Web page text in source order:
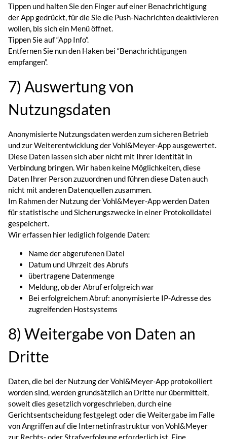
Tippen und halten Sie den Finger auf einer Benachrichtigung
der App gedrückt, für die Sie die Push-Nachrichten deaktivieren
wollen, bis sich ein Menü öffnet.
Tippen Sie auf “App Info”.
Entfernen Sie nun den Haken bei “Benachrichtigungen
empfangen”.
7) Auswertung von
Nutzungsdaten
Anonymisierte Nutzungsdaten werden zum sicheren Betrieb
und zur Weiterentwicklung der Vohl&Meyer-App ausgewertet.
Diese Daten lassen sich aber nicht mit Ihrer Identität in
Verbindung bringen. Wir haben keine Möglichkeiten, diese
Daten Ihrer Person zuzuordnen und führen diese Daten auch
nicht mit anderen Datenquellen zusammen.
Im Rahmen der Nutzung der Vohl&Meyer-App werden Daten
für statistische und Sicherungszwecke in einer Protokolldatei
gespeichert.
Wir erfassen hier lediglich folgende Daten:
Name der abgerufenen Datei
Datum und Uhrzeit des Abrufs
übertragene Datenmenge
Meldung, ob der Abruf erfolgreich war
Bei erfolgreichem Abruf: anonymisierte IP-Adresse des
zugreifenden Hostsystems
8) Weitergabe von Daten an
Dritte
Daten, die bei der Nutzung der Vohl&Meyer-App protokolliert
worden sind, werden grundsätzlich an Dritte nur übermittelt,
soweit dies gesetzlich vorgeschrieben, durch eine
Gerichtsentscheidung festgelegt oder die Weitergabe im Falle
von Angriffen auf die Internetinfrastruktur von Vohl&Meyer
zur Rechts- oder Strafverfolgung erforderlich ist. Eine